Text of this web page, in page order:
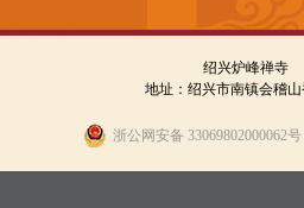
绍兴炉峰禅寺
地址：绍兴市南镇会稽
浙公网安备 33069802000062